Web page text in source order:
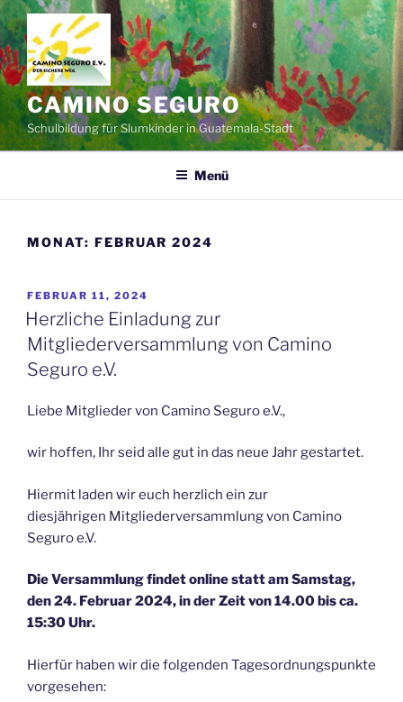
Zum
Inhalt
springen
CAMINO SEGURO
Schulbildung für Slumkinder in Guatemala-Stadt
Menü
MONAT: FEBRUAR 2024
VERÖFFENTLICHT
AM
FEBRUAR 11, 2024
Herzliche Einladung zur
Mitgliederversammlung von Camino
Seguro e.V.
Liebe Mitglieder von Camino Seguro e.V.,
wir hoffen, Ihr seid alle gut in das neue Jahr gestartet.
Hiermit laden wir euch herzlich ein zur
diesjährigen Mitgliederversammlung von Camino
Seguro e.V.
Die Versammlung findet online statt am Samstag,
den 24. Februar 2024, in der Zeit von 14.00 bis ca.
15:30 Uhr.
Hierfür haben wir die folgenden Tagesordnungspunkte
vorgesehen: